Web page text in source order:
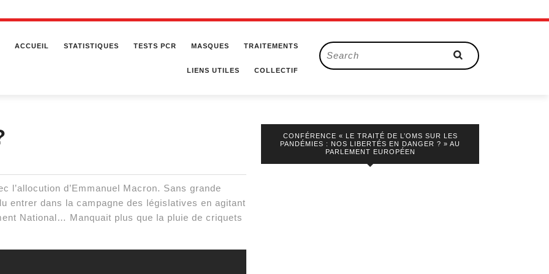
ACCUEIL STATISTIQUES TESTS PCR MASQUES TRAITEMENTS
LIENS UTILES COLLECTIF
Search
for:
l’allocution d’Emmanuel Macron. Sans grande
entrer dans la campagne des législatives en agitant
National… Manquait plus que la pluie de criquets
CONFÉRENCE « LE TRAITÉ DE L’OMS SUR LES
PANDÉMIES : NOS LIBERTÉS EN DANGER ? » AU
PARLEMENT EUROPÉEN